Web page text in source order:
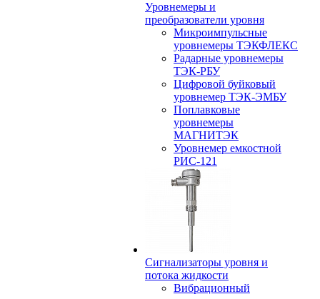
Уровнемеры и
преобразователи уровня
Микроимпульсные
уровнемеры ТЭКФЛЕКС
Радарные уровнемеры
ТЭК-РБУ
Цифровой буйковый
уровнемер ТЭК-ЭМБУ
Поплавковые
уровнемеры
МАГНИТЭК
Уровнемер емкостной
РИС-121
Сигнализаторы уровня и
потока жидкости
Вибрационный